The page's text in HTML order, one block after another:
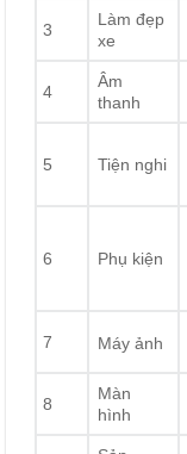
3
Làm đẹp
xe
4
Âm
thanh
5 Tiện nghi
6 Phụ kiện
7 Máy ảnh
8
Màn
hình